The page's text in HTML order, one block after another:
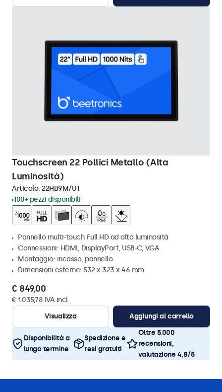
Touchscreen 22 Pollici Metallo (Alta
Luminosità)
Articolo: 22HB9M/U1
100+ pezzi disponibili
Pannello multi-touch Full HD ad alta luminosità
Connessioni: HDMI, DisplayPort, USB-C, VGA
Montaggio: incasso, pannello
Dimensioni esterne: 532 x 323 x 46 mm
€ 849,00
€ 1.035,78 IVA incl.
Visualizza
Aggiungi al carrello
Disponibilità a
lungo termine
Spedizione e
resi gratuiti
Oltre 5.000
recensioni,
valutazione 4,8/5